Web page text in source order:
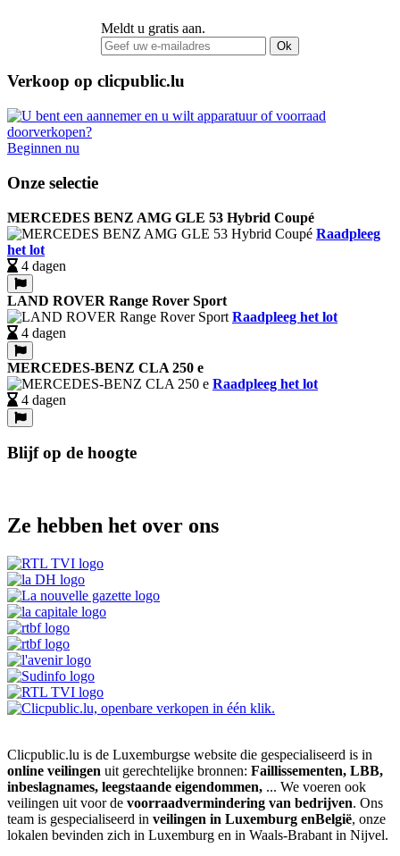
Meldt u gratis aan.
Ok
Verkoop op clicpublic.lu
Beginnen nu
Onze selectie
MERCEDES BENZ AMG GLE 53 Hybrid Coupé
Raadpleeg
het lot
4 dagen
LAND ROVER Range Rover Sport
Raadpleeg het lot
4 dagen
MERCEDES-BENZ CLA 250 e
Raadpleeg het lot
4 dagen
Blijf op de hoogte
Ze hebben het over ons
Clicpublic.lu is de Luxemburgse website die gespecialiseerd is in
online veilingen uit gerechtelijke bronnen: Faillissementen, LBB,
inbeslagnames, leegstaande eigendommen, ... We voeren ook
veilingen uit voor de voorraadvermindering van bedrijven. Ons
team is gespecialiseerd in veilingen in Luxemburg enBelgië, onze
lokalen bevinden zich in Luxemburg en in Waals-Brabant in Nijvel.